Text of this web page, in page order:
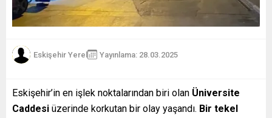
Eskişehir Yerel Yayınlama: 28.03.2025
Eskişehir’in en işlek noktalarından biri olan Üniversite
Caddesi üzerinde korkutan bir olay yaşandı. Bir tekel